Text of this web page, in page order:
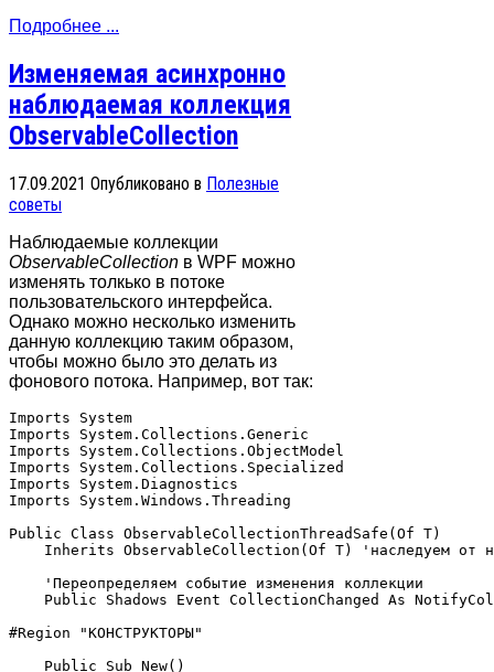
Подробнее ...
Изменяемая асинхронно
наблюдаемая коллекция
ObservableCollection
17.09.2021 Опубликовано в Полезные
советы
Наблюдаемые коллекции
ObservableCollection в WPF можно
изменять толкько в потоке
пользовательского интерфейса.
Однако можно несколько изменить
данную коллекцию таким образом,
чтобы можно было это делать из
фонового потока. Например, вот так:
Imports System
Imports System.Collections.Generic
Imports System.Collections.ObjectModel
Imports System.Collections.Specialized
Imports System.Diagnostics
Imports System.Windows.Threading
Public Class ObservableCollectionThreadSafe(Of T)
Inherits ObservableCollection(Of T) 'наследуем от
    'Переопределяем событие изменения коллекции
Public Shadows Event CollectionChanged As
#Region "КОНСТРУКТОРЫ"
    Public Sub New()